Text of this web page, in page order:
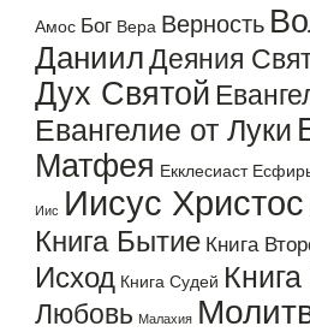
Амос Бог Вера Верность
ДаниилДеяния
Дух Святой
Евангелие от Луки
Матфея Екклесиаст
Иис Иисус Христос
Книга Бытие Книга
Исход Книга Судей
Любовь Малахия